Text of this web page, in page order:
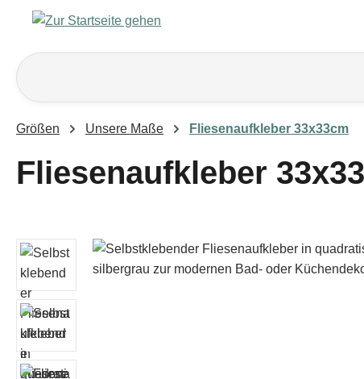
Hauptinhalt springen
Zur Suche springen
Zur Hauptnavigation springen
Größen Unsere Maße Fliesenaufkleber 33x33cm
Fliesenaufkleber
Bildergalerie überspringen